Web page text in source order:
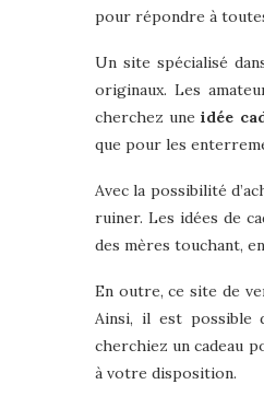
pour répondre à
Un site spécialisé
originaux. Les
cherchez uneidée
que pour les
Avec la possibilité
ruiner. Les idées de
des mères touchant,
En outre, ce site de
Ainsi, il est possible
cherchiez un cadeau
à votre disposition.